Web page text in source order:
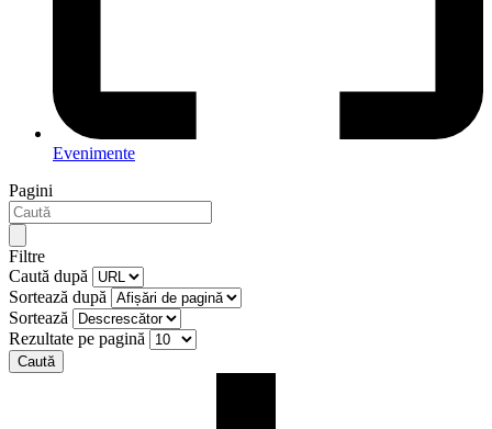
Evenimente
Pagini
Filtre
Caută după
Sortează după
Sortează
Rezultate pe pagină
Caută